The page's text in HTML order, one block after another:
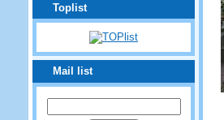
Toplist
Mail list